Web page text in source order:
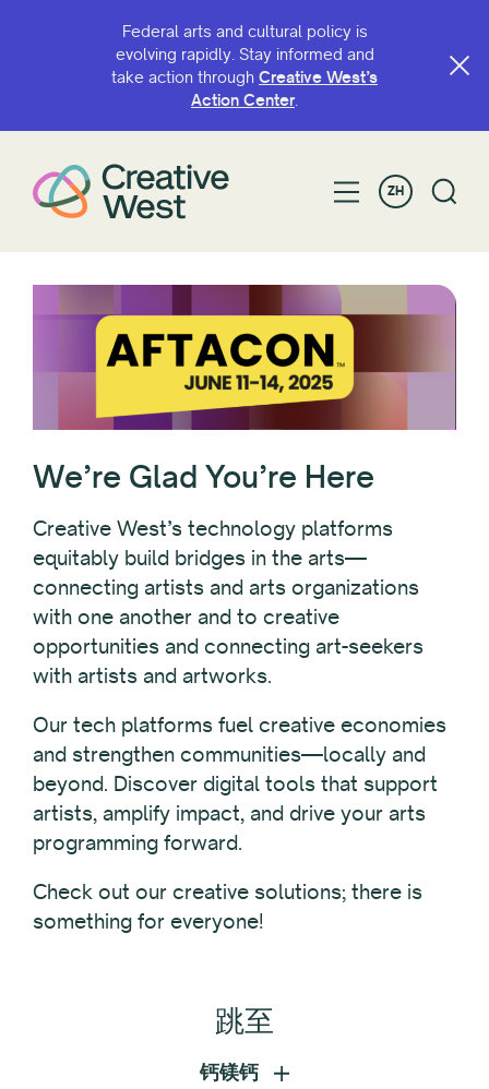
Federal arts and cultural policy is
evolving rapidly. Stay informed and
take action through Creative West’s
Action Center.
ZH
We’re Glad You’re Here
Creative West’s technology platforms
equitably build bridges in the arts—
connecting artists and arts organizations
with one another and to creative
opportunities and connecting art-seekers
with artists and artworks.
Our tech platforms fuel creative economies
and strengthen communities—locally and
beyond. Discover digital tools that support
artists, amplify impact, and drive your arts
programming forward.
Check out our creative solutions; there is
something for everyone!
跳至